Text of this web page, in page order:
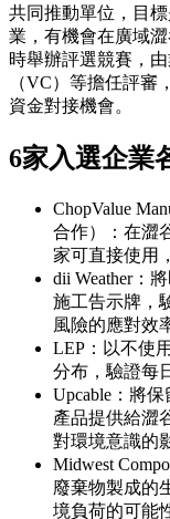
共同推動單位，目
業，有機會在廣域
時舉辦評選競賽，
（VC）等擔任評審
資金對接機會。
6家入選企業
ChopValue
合作）：在澀
家可直接使用
dii Weather：
施工告示牌，
風險的應對效
LEP：以不使
分布，驗證每
Upcable：將
產品提供給澀
對環境意識的
Midwest
廢棄物製成的
境負荷的可能